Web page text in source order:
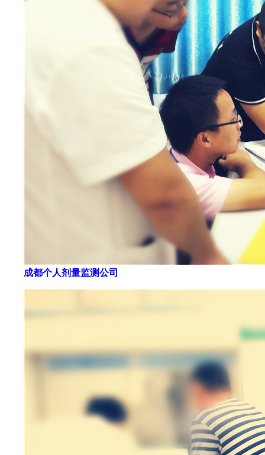
成都个人剂量监测公司